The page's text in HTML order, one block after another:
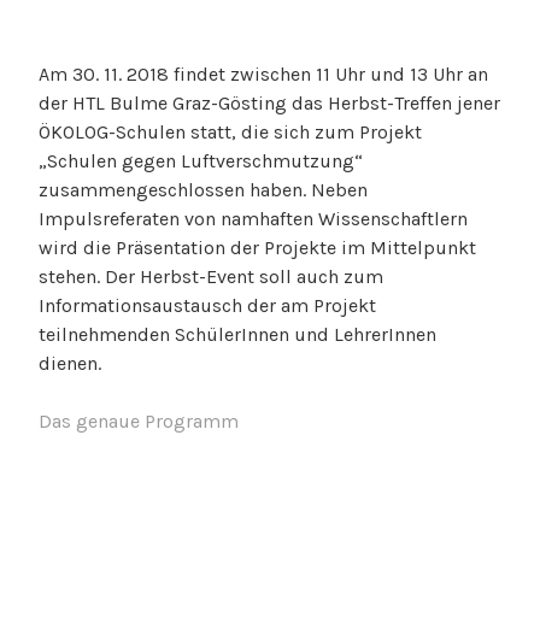
Am 30. 11. 2018 findet zwischen 11 Uhr und 13 Uhr an
der HTL Bulme Graz-Gösting das Herbst-Treffen jener
ÖKOLOG-Schulen statt, die sich zum Projekt
„Schulen gegen Luftverschmutzung“
zusammengeschlossen haben. Neben
Impulsreferaten von namhaften Wissenschaftlern
wird die Präsentation der Projekte im Mittelpunkt
stehen. Der Herbst-Event soll auch zum
Informationsaustausch der am Projekt
teilnehmenden SchülerInnen und LehrerInnen
dienen.
Das genaue Programm